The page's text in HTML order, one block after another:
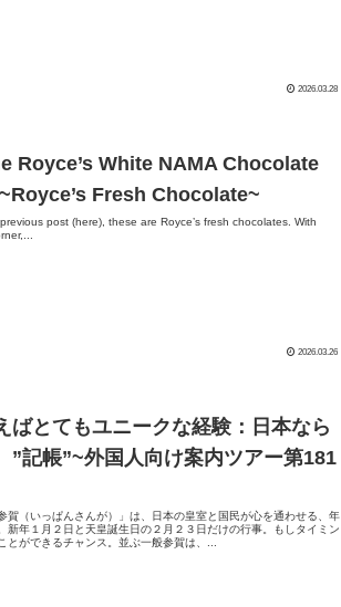
2026.03.28
Royce’s White NAMA Chocolate
Fresh Chocolate~
post (here), these are Royce’s fresh chocolates. With
2026.03.26
ばとてもユニークな経験：日本なら
記帳”~外国人向け案内ツアー第181
賀（いっぱんさんが）」は、日本の皇室と国民が心を通わせる、年
新年１月２日と天皇誕生日の２月２３日だけの行事。もしタイミン
とができるチャンス。並ぶ一般参賀は、...